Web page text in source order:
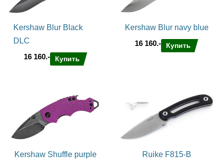
Kershaw Blur Black
DLC
16 160.-
Купить
Kershaw Blur navy blue
16 160.-
Купить
Kershaw Shuffle purple
Ruike F815-B